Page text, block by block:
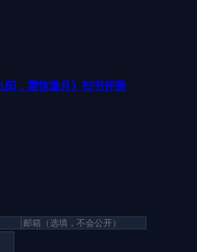
阳，震惊邀月》扫书评测